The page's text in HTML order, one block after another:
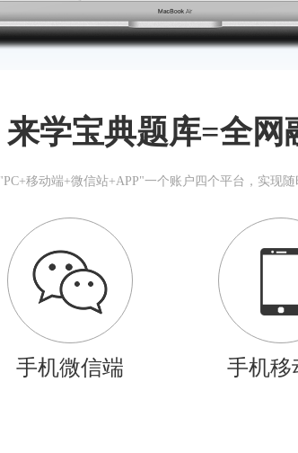
来学宝典题库=全网
"PC+移动端+微信站+APP"一个账户四个平台，实现随
手机微信端 手机移